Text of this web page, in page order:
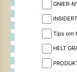
GNIER-
Tips om
HELT